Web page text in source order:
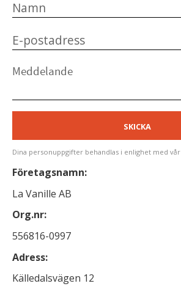
SKICKA
Dina personuppgifter behandlas i enlighet med vår
Företagsnamn:
La Vanille AB
Org.nr:
556816-0997
Adress:
Källedalsvägen 12